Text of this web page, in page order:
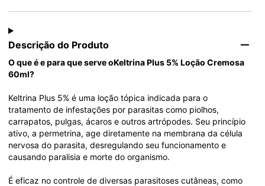
Descrição do Produto
O que é e para que serve oKeltrina Plus 5% Loção Cremosa
60ml?
Keltrina Plus 5% é uma loção tópica indicada para o
tratamento de infestações por parasitas como piolhos,
carrapatos, pulgas, ácaros e outros artrópodes. Seu princípio
ativo, a permetrina, age diretamente na membrana da célula
nervosa do parasita, desregulando seu funcionamento e
causando paralisia e morte do organismo.
É eficaz no controle de diversas parasitoses cutâneas, como